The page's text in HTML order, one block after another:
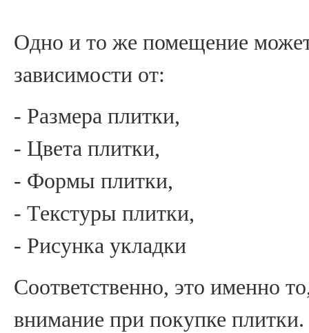
Одно и то же помещение
зависимости от:
- Размера плитки,
- Цвета плитки,
- Формы плитки,
- Текстуры плитки,
- Рисунка укладки
Соответственно, это именно
внимание при покупке плитки.